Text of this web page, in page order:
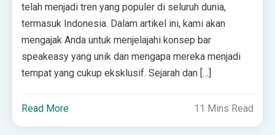
telah menjadi tren yang populer di seluruh dunia,
termasuk Indonesia. Dalam artikel ini, kami akan
mengajak Anda untuk menjelajahi konsep bar
speakeasy yang unik dan mengapa mereka menjadi
tempat yang cukup eksklusif. Sejarah dan […]
Read More 11 Mins Read